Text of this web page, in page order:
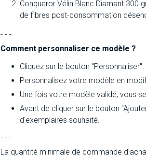
Conqueror Vélin Blanc Diamant 300
de fibres post-consommation
- - -
Comment personnaliser ce modèle ?
Cliquez sur le bouton "Personnaliser".
Personnalisez votre modèle en
Une fois votre modèle validé, vous
Avant de cliquer sur le bouton
d'exemplaires souhaité.
- - -
La quantité minimale de commande